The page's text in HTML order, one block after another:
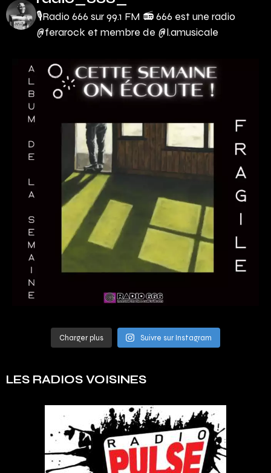
🎙Radio 666 sur 99.1 FM 📻666 est une radio
@ferarock et membre de @l.amusicale
Charger plus Suivre sur Instagram
LES RADIOS VOISINES